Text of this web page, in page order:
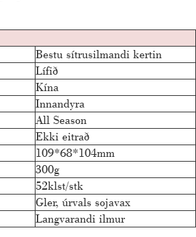
Bestu sítrusilmandi kertin
Lífið
Kína
Innandyra
All Season
Ekki eitrað
109*68*104mm
300g
52klst/stk
Gler, úrvals sojavax
Langvarandi ilmur